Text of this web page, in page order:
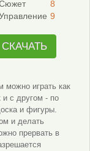
8
9
СКАЧАТЬ
можно играть как
и с другом - по
и фигуры.
и делать
прервать в